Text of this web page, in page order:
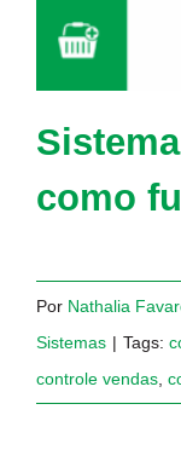
como
Por Nathalia
Sistemas | Tags:
controle vendas